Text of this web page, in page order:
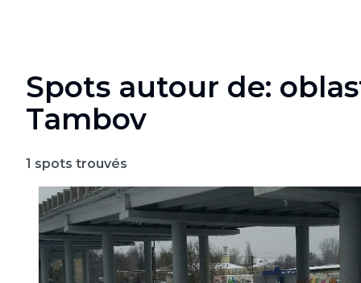
Spots autour de:
Tambov
1 spots trouvés